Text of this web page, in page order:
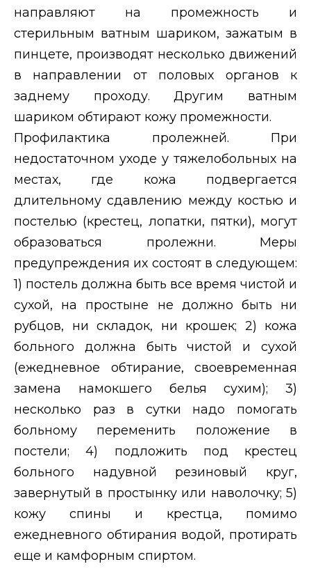
направляют на промежность и
стерильным ватным шариком, зажатым в
пинцете, производят несколько движений
в направлении от половых органов к
заднему проходу. Другим ватным
шариком обтирают кожу промежности.
Профилактика пролежней. При
недостаточном уходе у тяжелобольных на
местах, где кожа подвергается
длительному сдавлению между костью и
постелью (крестец, лопатки, пятки), могут
образоваться пролежни. Меры
предупреждения их состоят в следующем:
1) постель должна быть все время чистой и
сухой, на простыне не должно быть ни
рубцов, ни складок, ни крошек; 2) кожа
больного должна быть чистой и сухой
(ежедневное обтирание, своевременная
замена намокшего белья сухим); 3)
несколько раз в сутки надо помогать
больному переменить положение в
постели; 4) подложить под крестец
больного надувной резиновый круг,
завернутый в простынку или наволочку; 5)
кожу спины и крестца, помимо
ежедневного обтирания водой, протирать
еще и камфорным спиртом.